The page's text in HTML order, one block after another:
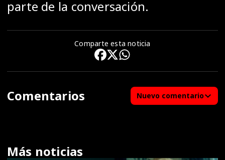
parte de la conversación.
Comparte esta noticia
Comentarios Nuevo comentario
Más noticias